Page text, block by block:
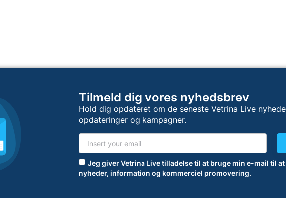
Tilmeld dig vores nyhedsbrev
Hold dig opdateret om de seneste Vetrina Live
opdateringer og kampagner.
Jeg giver Vetrina Live tilladelse til at bruge min e-mail til at
nyheder, information og kommerciel promovering.